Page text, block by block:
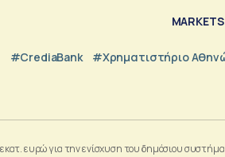
MARKETS
#CrediaBank #Χρηματιστήριο
εκατ. ευρώ για την ενίσχυση του δημόσιου